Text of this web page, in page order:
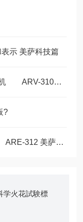
示 美萨科技篇
THINKY MIXER自转公转真空搅拌机 ARV-310P 现货1台
?
自转公转搅拌机 THINKY MIXER ARE-312 美萨现货1台